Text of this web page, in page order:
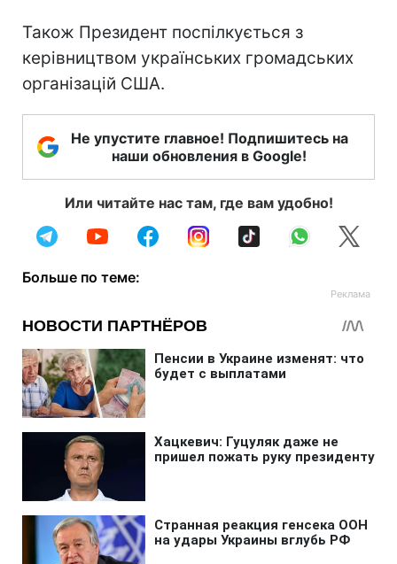
Також Президент поспілкується з
керівництвом українських громадських
організацій США.
Не упустите главное! Подпишитесь на
наши обновления в Google!
Или читайте нас там, где вам удобно!
Больше по теме: